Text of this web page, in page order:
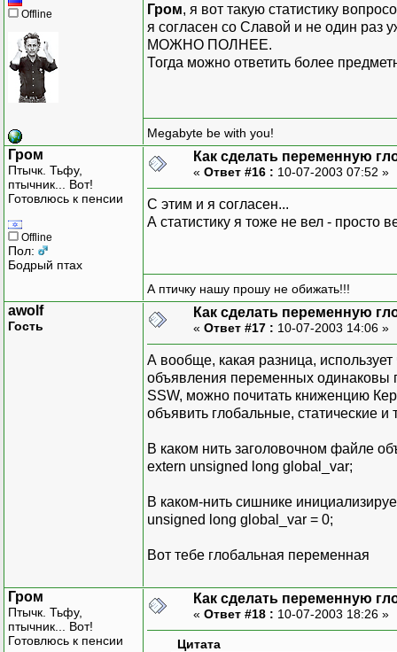
Offline Гром, я вот такую статистику
я согласен со Славой и не один
МОЖНО ПОЛНЕЕ.
Тогда можно ответить более
Megabyte be with you!
Гром
Птычк. Тьфу,
птычник... Вот!
Готовлюсь к пенсии
Offline
Пол:
Бодрый птах
Как сделать переменную
« Ответ #16 : 10-07-2003 07:52 »
С этим и я согласен...
А статистику я тоже не вел - просто
А птичку нашу прошу не обижать!!!
awolf
Гость
Как сделать переменную
« Ответ #17 : 10-07-2003 14:06 »
А вообще, какая разница,
объявления переменных одинаковы
SSW, можно почитать книженцию
объявить глобальные, статические
В каком нить заголовочном файле
extern unsigned long global_var;
В каком-нить сишнике
unsigned long global_var = 0;
Вот тебе глобальная переменная
Гром
Птычк. Тьфу,
птычник... Вот!
Готовлюсь к пенсии
Как сделать переменную
« Ответ #18 : 10-07-2003 18:26 »
Цитата